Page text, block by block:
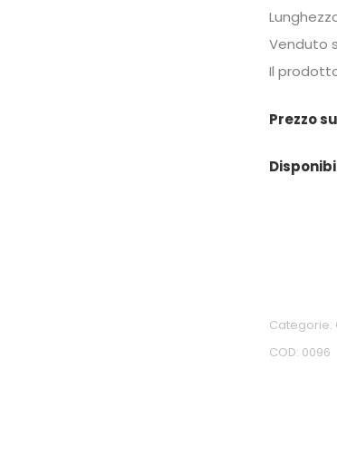
Venduto
Il
Prezzo
COD: 0096
Categorie: